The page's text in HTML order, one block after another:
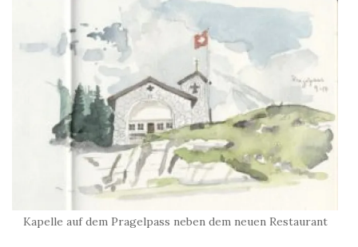
Kapelle auf dem Pragelpass neben dem neuen Restaurant